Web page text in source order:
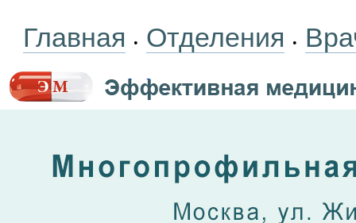
Главная • Отделения •